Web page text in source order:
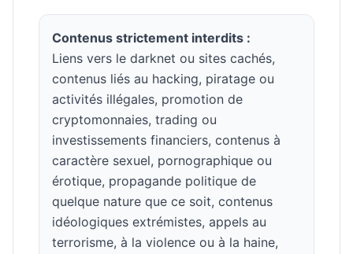
Contenus strictement interdits :
Liens vers le darknet ou sites cachés,
contenus liés au hacking, piratage ou
activités illégales, promotion de
cryptomonnaies, trading ou
investissements financiers, contenus à
caractère sexuel, pornographique ou
érotique, propagande politique de
quelque nature que ce soit, contenus
idéologiques extrémistes, appels au
terrorisme, à la violence ou à la haine,